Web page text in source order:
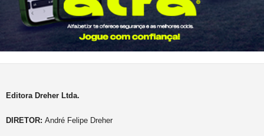
Editora Dreher Ltda.
DIRETOR: André Felipe Dreher